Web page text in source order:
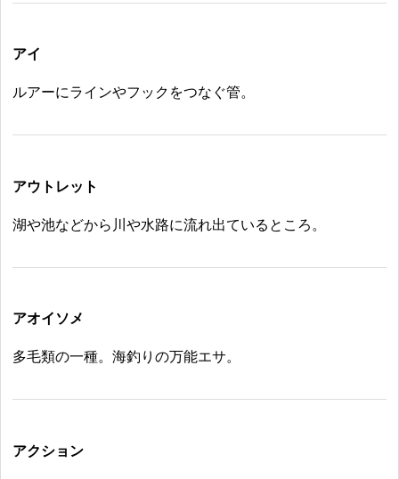
アイ
ルアーにラインやフックをつなぐ管。
アウトレット
湖や池などから川や水路に流れ出ているところ。
アオイソメ
多毛類の一種。海釣りの万能エサ。
アクション